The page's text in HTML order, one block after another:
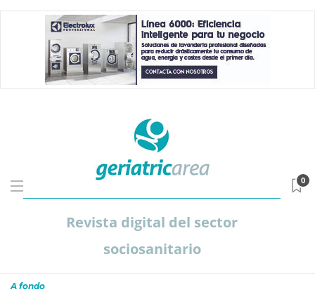
Revista digital del sector
sociosanitario
0
A fondo